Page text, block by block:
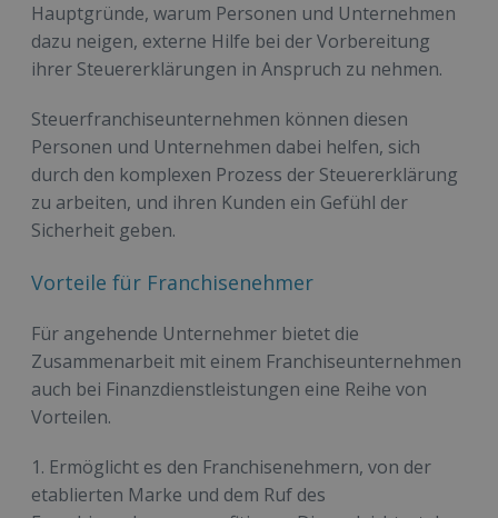
Hauptgründe, warum Personen und Unternehmen
dazu neigen, externe Hilfe bei der Vorbereitung
ihrer Steuererklärungen in Anspruch zu nehmen.
Steuerfranchiseunternehmen können diesen
Personen und Unternehmen dabei helfen, sich
durch den komplexen Prozess der Steuererklärung
zu arbeiten, und ihren Kunden ein Gefühl der
Sicherheit geben.
Vorteile für Franchisenehmer
Für angehende Unternehmer bietet die
Zusammenarbeit mit einem Franchiseunternehmen
auch bei Finanzdienstleistungen eine Reihe von
Vorteilen.
1. Ermöglicht es den Franchisenehmern, von der
etablierten Marke und dem Ruf des